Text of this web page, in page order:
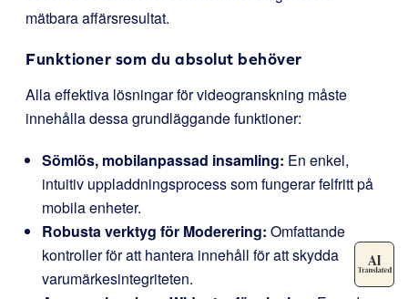
mätbara affärsresultat.
Funktioner som du absolut behöver
Alla effektiva lösningar för videogranskning måste
innehålla dessa grundläggande funktioner:
Sömlös, mobilanpassad insamling: En enkel,
intuitiv uppladdningsprocess som fungerar felfritt på
mobila enheter.
Robusta verktyg för Moderering: Omfattande
kontroller för att hantera innehåll för att skydda
varumärkesintegriteten.